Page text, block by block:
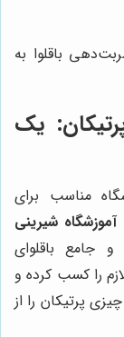
باقلوا به
یک
مناسب برای
آموزشگاه شیرینی
جامع باقلوای
را کسب کرده و
پرتیکان را از